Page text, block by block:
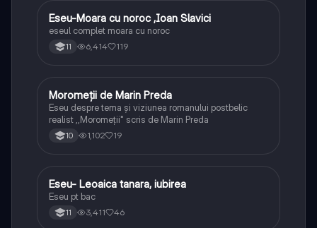
Limba și literatura română
Eseu-Moara cu noroc ,Ioan Slavici
eseul complet moara cu noroc
11 6,414 119
Limba și literatura română
Moromeții de Marin Preda
Eseu despre tema și viziunea romanului postbelic
realist ,,Moromeții" scris de Marin Preda
10 1,102 19
Limba și literatura română
Eseu- Leoaica tanara, iubirea
Eseu pt bac
11 3,411 46